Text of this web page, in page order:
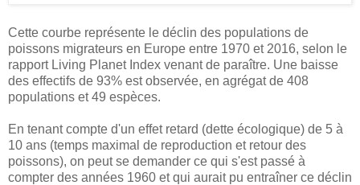
Cette courbe représente le déclin des populations de
poissons migrateurs en Europe entre 1970 et 2016, selon le
rapport Living Planet Index venant de paraître. Une baisse
des effectifs de 93% est observée, en agrégat de 408
populations et 49 espèces.
En tenant compte d'un effet retard (dette écologique) de 5 à
10 ans (temps maximal de reproduction et retour des
poissons), on peut se demander ce qui s'est passé à
compter des années 1960 et qui aurait pu entraîner ce déclin